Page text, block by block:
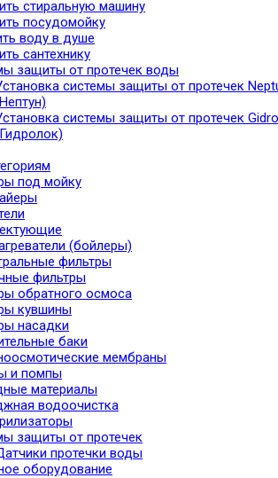
стиральную машину
посудомойку
воду в душе
сантехнику
защиты от протечек воды
системы защиты от протечек
системы защиты от протечек
под мойку
(бойлеры)
фильтры
фильтры
обратного осмоса
кувшины
насадки
баки
мембраны
и помпы
материалы
водоочистка
защиты от протечек
протечки воды
оборудование